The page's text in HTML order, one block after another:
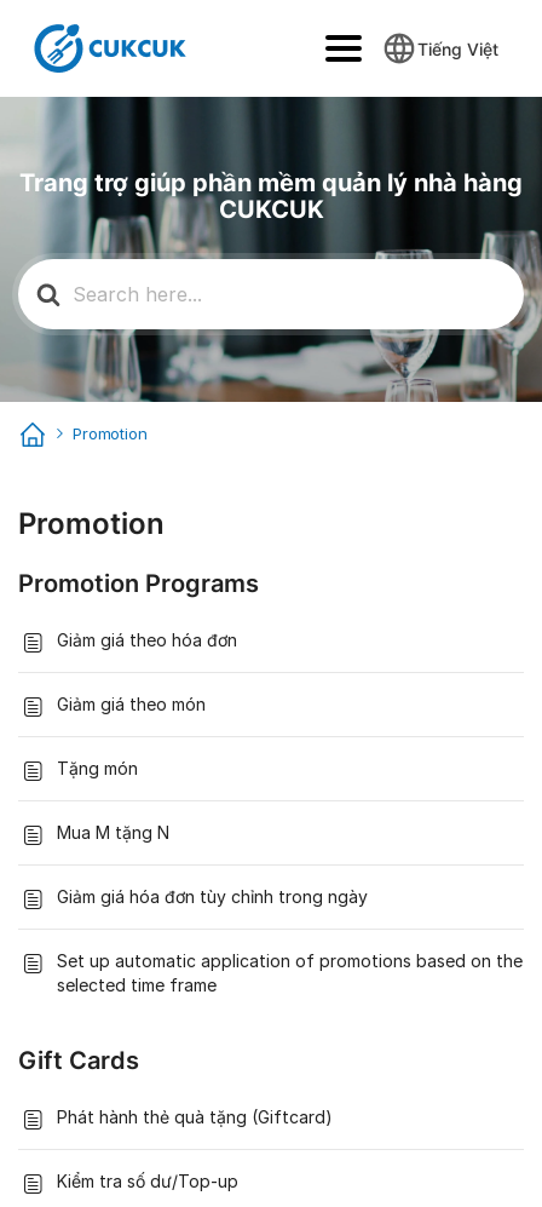
Tiếng Việt
Trang trợ giúp phần mềm quản lý nhà hàng
CUKCUK
Search
for:
Promotion
Promotion
Promotion Programs
Giảm giá theo hóa đơn
Giảm giá theo món
Tặng món
Mua M tặng N
Giảm giá hóa đơn tùy chỉnh trong ngày
Set up automatic application of promotions based on the
selected time frame
Gift Cards
Phát hành thẻ quà tặng (Giftcard)
Kiểm tra số dư/Top-up